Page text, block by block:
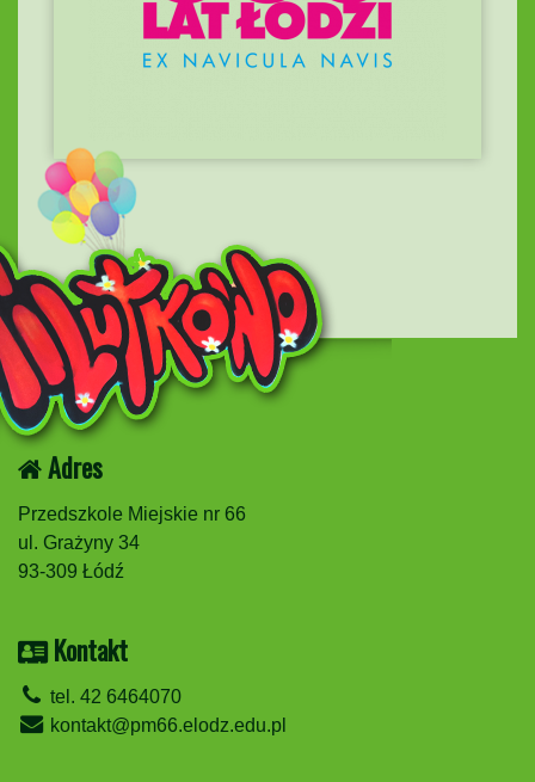
Adres
Przedszkole Miejskie nr 66
ul. Grażyny 34
93-309 Łódź
Kontakt
tel. 42 6464070
kontakt@pm66.elodz.edu.pl